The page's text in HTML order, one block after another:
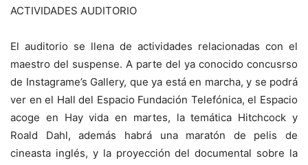
ACTIVIDADES AUDITORIO
El auditorio se llena de actividades relacionadas con el
maestro del suspense. A parte del ya conocido concusrso
de Instagrame’s Gallery, que ya está en marcha, y se podrá
ver en el Hall del Espacio Fundación Telefónica, el Espacio
acoge en Hay vida en martes, la temática Hitchcock y
Roald Dahl, además habrá una maratón de pelis de
cineasta inglés, y la proyección del documental sobre la